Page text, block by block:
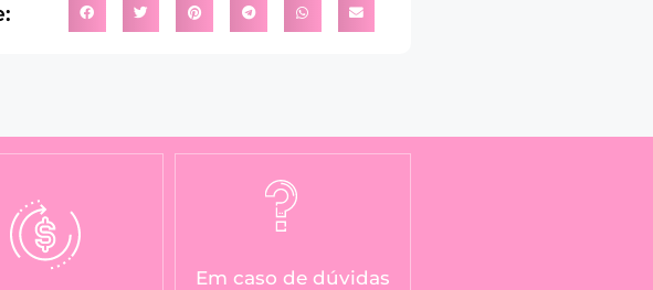
Em caso de dúvidas